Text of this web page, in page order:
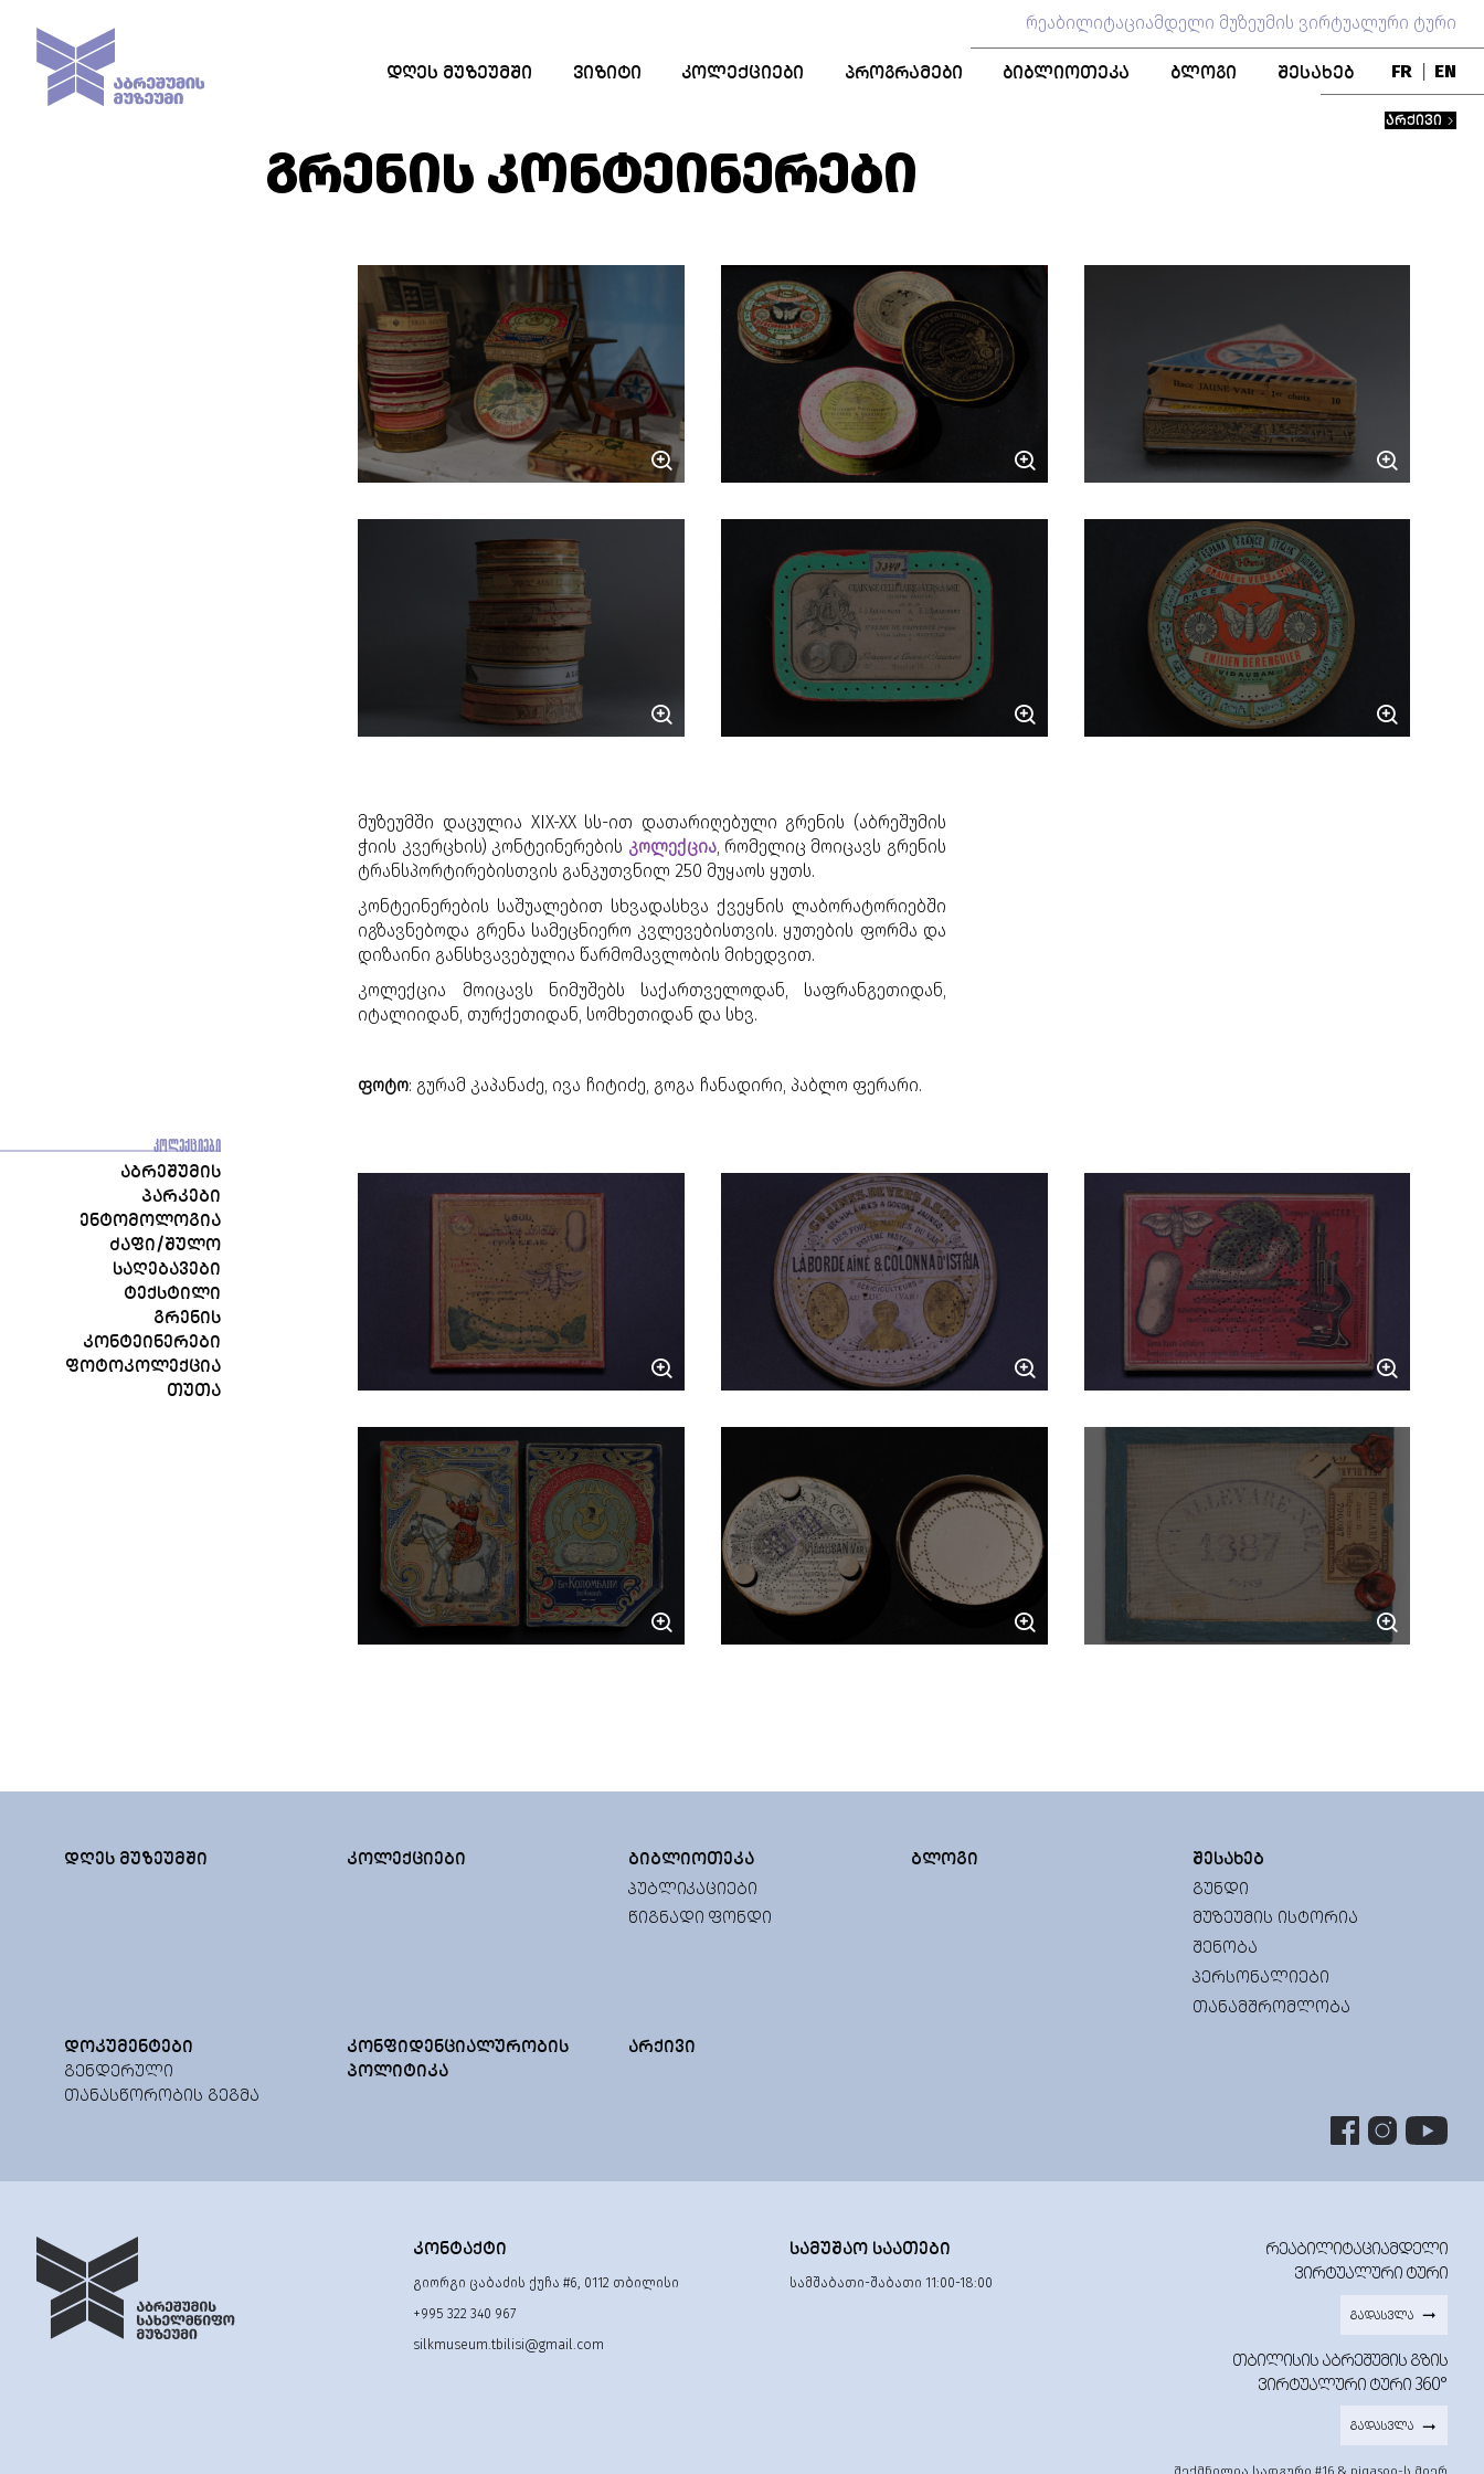
რეაბილიტაციამდელი მუზეუმის ვირტუალური ტური
ᲓᲦᲔᲡ ᲛᲣᲖᲔᲣᲛᲨᲘ ᲕᲘᲖᲘᲢᲘ ᲙᲝᲚᲔᲥᲪᲘᲔᲑᲘ ᲞᲠᲝᲒᲠᲐᲛᲔᲑᲘ
ᲡᲢᲐᲟᲘᲠᲔᲑᲐ
ᲠᲔᲖᲘᲓᲔᲜᲪᲘᲐ
ᲑᲘᲑᲚᲘᲝᲗᲔᲙᲐ ᲑᲚᲝᲒᲘ ᲨᲔᲡᲐᲮᲔᲑ
ᲛᲣᲖᲔᲣᲛᲘᲡ ᲘᲡᲢᲝᲠᲘᲐ
FR EN
ᲐᲠᲥᲘᲕᲘ
ᲙᲝᲚᲔᲥᲪᲘᲔᲑᲘ
ᲐᲑᲠᲔᲨᲣᲛᲘᲡ
ᲞᲐᲠᲙᲔᲑᲘ
ᲔᲜᲢᲝᲛᲝᲚᲝᲒᲘᲐ
ᲫᲐᲤᲘ/ᲨᲣᲚᲝ
ᲡᲐᲦᲔᲑᲐᲕᲔᲑᲘ
ᲢᲔᲥᲡᲢᲘᲚᲘ
ᲒᲠᲔᲜᲘᲡ
ᲙᲝᲜᲢᲔᲘᲜᲔᲠᲔᲑᲘ
ᲤᲝᲢᲝᲙᲝᲚᲔᲥᲪᲘᲐ
ᲗᲣᲗᲐ
ᲒᲠᲔᲜᲘᲡ ᲙᲝᲜᲢᲔᲘᲜᲔᲠᲔᲑᲘ
მუზეუმში დაცულია XIX-XX სს-ით დათარიღებული გრენის (აბრეშუმის
ჭიის კვერცხის) კონტეინერების კოლექცია, რომელიც მოიცავს გრენის
ტრანსპორტირებისთვის განკუთვნილ 250 მუყაოს ყუთს.
კონტეინერების საშუალებით სხვადასხვა ქვეყნის ლაბორატორიებში
იგზავნებოდა გრენა სამეცნიერო კვლევებისთვის. ყუთების ფორმა და
დიზაინი განსხვავებულია წარმომავლობის მიხედვით.
კოლექცია მოიცავს ნიმუშებს საქართველოდან, საფრანგეთიდან,
იტალიიდან, თურქეთიდან, სომხეთიდან და სხვ.
ფოტო: გურამ კაპანაძე, ივა ჩიტიძე, გოგა ჩანადირი, პაბლო ფერარი.
ᲓᲦᲔᲡ ᲛᲣᲖᲔᲣᲛᲨᲘ ᲙᲝᲚᲔᲥᲪᲘᲔᲑᲘ
ᲑᲘᲑᲚᲘᲝᲗᲔᲙᲐ
ᲞᲣᲑᲚᲘᲙᲐᲪᲘᲔᲑᲘ
ᲬᲘᲒᲜᲐᲓᲘ ᲤᲝᲜᲓᲘ
ᲑᲚᲝᲒᲘ
ᲨᲔᲡᲐᲮᲔᲑ
ᲒᲣᲜᲓᲘ
ᲛᲣᲖᲔᲣᲛᲘᲡ ᲘᲡᲢᲝᲠᲘᲐ
ᲨᲔᲜᲝᲑᲐ
ᲞᲔᲠᲡᲝᲜᲐᲚᲘᲔᲑᲘ
ᲗᲐᲜᲐᲛᲨᲠᲝᲛᲚᲝᲑᲐ
ᲓᲝᲙᲣᲛᲔᲜᲢᲔᲑᲘ
ᲒᲔᲜᲓᲔᲠᲣᲚᲘ
ᲗᲐᲜᲐᲡᲬᲝᲠᲝᲑᲘᲡ ᲒᲔᲒᲛᲐ
ᲙᲝᲜᲤᲘᲓᲔᲜᲪᲘᲐᲚᲣᲠᲝᲑᲘᲡ
ᲞᲝᲚᲘᲢᲘᲙᲐ
ᲐᲠᲥᲘᲕᲘ
ᲙᲝᲜᲢᲐᲥᲢᲘ
გიორგი ცაბაძის ქუჩა #6, 0112 თბილისი
+995 322 340 967
silkmuseum.tbilisi@gmail.com
ᲡᲐᲛᲣᲨᲐᲝ ᲡᲐᲐᲗᲔᲑᲘ
სამშაბათი-შაბათი 11:00-18:00
ᲠᲔᲐᲑᲘᲚᲘᲢᲐᲪᲘᲐᲛᲓᲔᲚᲘ
ᲕᲘᲠᲢᲣᲐᲚᲣᲠᲘ ᲢᲣᲠᲘ
ᲒᲐᲓᲐᲡᲕᲚᲐ
ᲗᲑᲘᲚᲘᲡᲘᲡ ᲐᲑᲠᲔᲨᲣᲛᲘᲡ ᲒᲖᲘᲡ
ᲕᲘᲠᲢᲣᲐᲚᲣᲠᲘ ᲢᲣᲠᲘ 360°
ᲒᲐᲓᲐᲡᲕᲚᲐ
შექმნილია სადგური #16 & piqasoo-ს მიერ